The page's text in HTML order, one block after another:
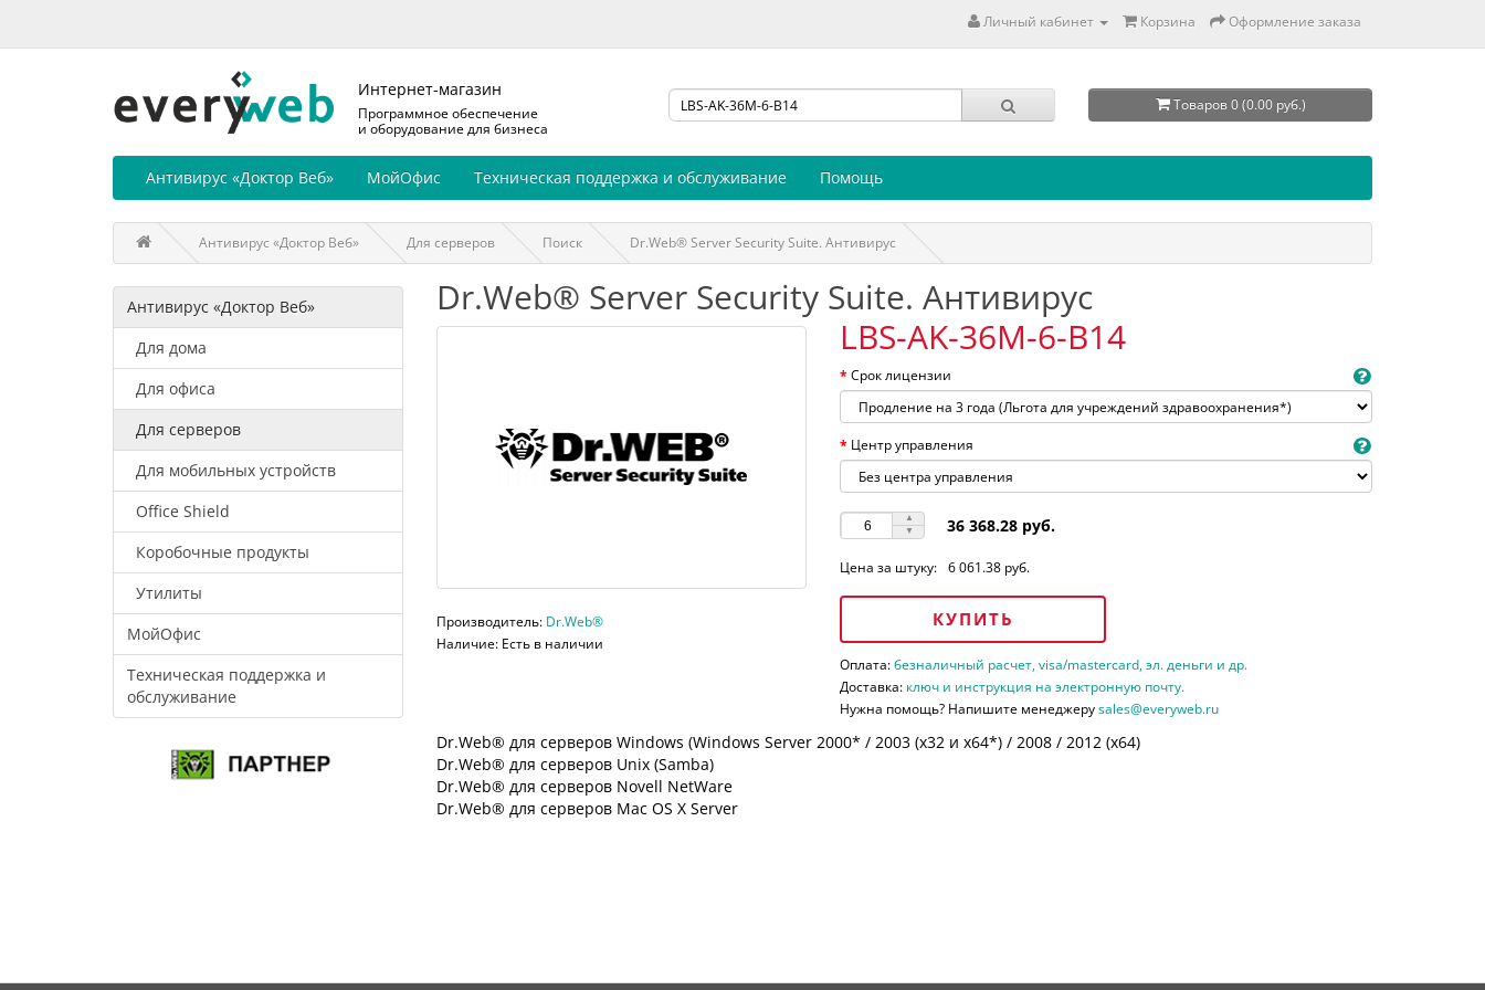
Личный кабинет Корзина Оформление заказа
Интернет-магазин
Программное обеспечение
и оборудование для бизнеса
Товаров 0 (0.00 руб.)
Антивирус «Доктор Веб» МойОфис Техническая поддержка и обслуживание Помощь
Антивирус «Доктор Веб» Для серверов Поиск Dr.Web® Server Security Suite. Антивирус
Антивирус «Доктор Веб»
Для дома
Для офиса
Для серверов
Для мобильных устройств
Office Shield
Коробочные продукты
Утилиты
МойОфис
Техническая поддержка и
обслуживание
Dr.Web® Server Security Suite. Антивирус
Производитель: Dr.Web®
Наличие: Есть в наличии
LBS-AK-36M-6-B14
Срок лицензии
Центр управления
36 368.28 руб.
Цена за штуку: 6 061.38 руб.
КУПИТЬ
Оплата:безналичный расчет, visa/mastercard, эл. деньги и др.
Доставка: ключ и инструкция на электронную почту.
Нужна помощь? Напишите менеджеруsales@everyweb.ru
Dr.Web® для серверов Windows (Windows Server 2000* / 2003 (х32 и х64*) / 2008 / 2012 (х64)
Dr.Web® для серверов Unix (Samba)
Dr.Web® для серверов Novell NetWare
Dr.Web® для серверов Mac OS X Server